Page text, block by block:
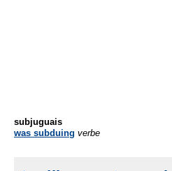
subjuguais
was subduing verbe